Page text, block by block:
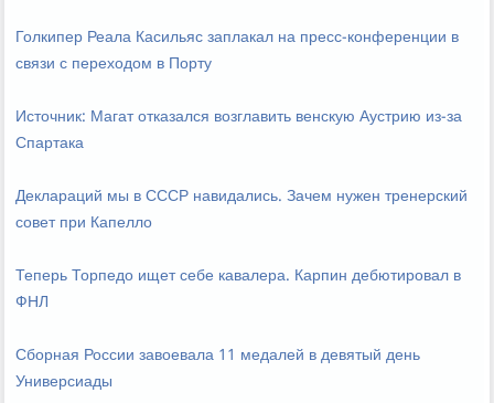
Голкипер Реала Касильяс заплакал на пресс-конференции в
связи с переходом в Порту
Источник: Магат отказался возглавить венскую Аустрию из-за
Спартака
Деклараций мы в СССР навидались. Зачем нужен тренерский
совет при Капелло
Теперь Торпедо ищет себе кавалера. Карпин дебютировал в
ФНЛ
Сборная России завоевала 11 медалей в девятый день
Универсиады